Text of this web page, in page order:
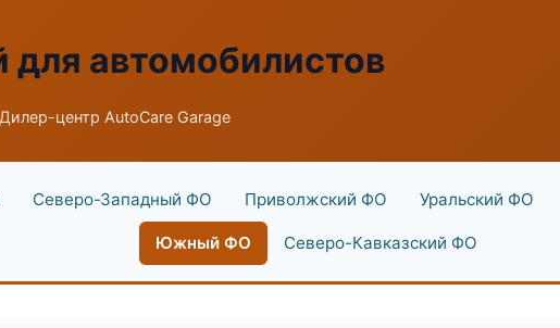
для автомобилистов
центр AutoCare Garage
Северо-Западный ФО Приволжский ФО Уральский ФО
Южный ФО Северо-Кавказский ФО